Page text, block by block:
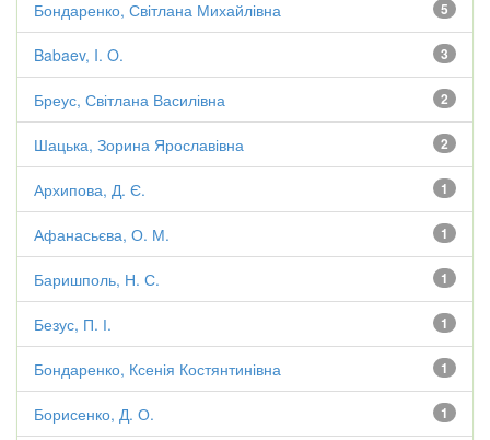
5
Бондаренко, Світлана Михайлівна
3
Babaev, I. O.
2
Бреус, Світлана Василівна
2
Шацька, Зорина Ярославівна
1
Архипова, Д. Є.
1
Афанасьєва, О. М.
1
Баришполь, Н. С.
1
Безус, П. І.
1
Бондаренко, Ксенія Костянтинівна
1
Борисенко, Д. О.